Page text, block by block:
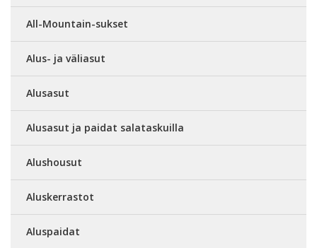
All-Mountain-sukset
Alus- ja väliasut
Alusasut
Alusasut ja paidat salataskuilla
Alushousut
Aluskerrastot
Aluspaidat